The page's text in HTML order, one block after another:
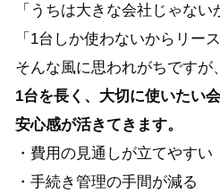
「うちは大きな会社じゃない
「1台しか使わないからリー
そんな風に思われがちですが
1台を長く、大切に使いたい
安心感が活きてきます。
・費用の見通しが立てやすい
・手続き管理の手間が減る